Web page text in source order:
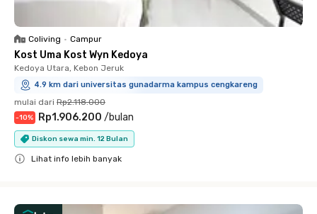
Coliving • Campur
Kost Uma Kost Wyn Kedoya
Kedoya Utara, Kebon Jeruk
4.9 km dari universitas gunadarma kampus cengkareng
mulai dari Rp2.118.000
-10% Rp1.906.200 /bulan
Diskon sewa min. 12 Bulan
Lihat info lebih banyak